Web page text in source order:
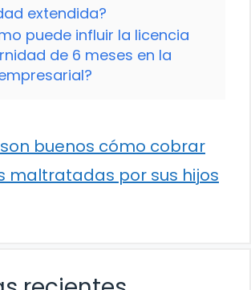
extendida?
puede influir la licencia
de 6 meses en la
son buenos cómo cobrar
maltratadas por sus hijos